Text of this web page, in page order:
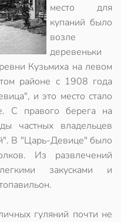
место для
купаний было
возле
деревеньки
Кузьмиха на левом
районе с 1908 года
и это место стало
С правого берега на
частных владельцев
В "Царь-Девице" было
Из развлечений
закусками и
гуляний почти не